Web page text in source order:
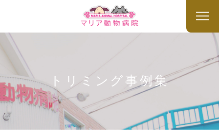
トリミング事例集